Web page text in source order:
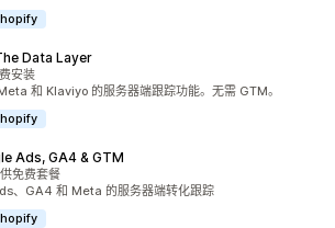
Data Layer
）
安装
和 Klaviyo 的服务器端跟踪功能。无需 GTM。
Ads, GA4 & GTM
）
免费套餐
、GA4 和 Meta 的服务器端转化跟踪